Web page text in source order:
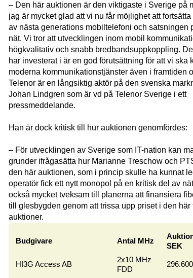
– Den här auktionen är den viktigaste i Sverige på
jag är mycket glad att vi nu får möjlighet att
av nästa generations mobiltelefoni och satsningen
nät. Vi tror att utvecklingen inom mobil
högkvalitativ och snabb bredbandsuppkoppling.
har investerat i är en god förutsättning för att vi ska
moderna kommunikationstjänster även i framtiden
Telenor är en långsiktig aktör på den svenska
Johan Lindgren som är vd på Telenor Sverige i ett
pressmeddelande.
Han är dock kritisk till hur auktionen genomfördes:
– För utvecklingen av Sverige som IT-nation kan
grunder ifrågasätta hur Marianne Treschow och
den här auktionen, som i princip skulle ha kunnat
operatör fick ett nytt monopol på en kritisk del av
också mycket tveksam till planerna att finansiera
till glesbygden genom att trissa upp priset i den här
auktioner.
Budgivare Antal MHz
SEK
HI3G Access AB
2x10 MHz
FDD